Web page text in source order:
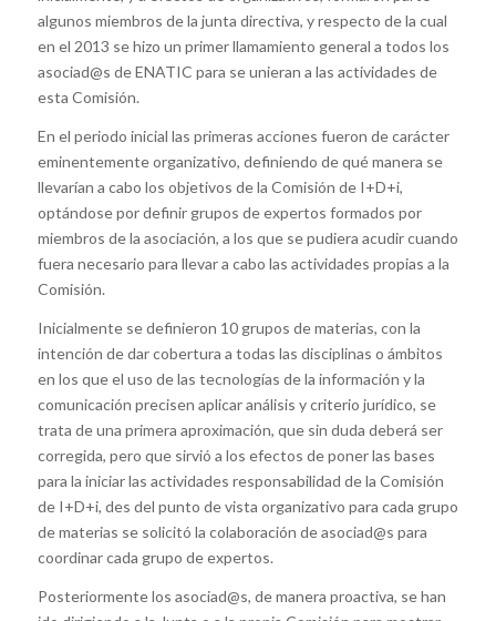
algunos miembros de la junta directiva, y respecto de la cual
en el 2013 se hizo un primer llamamiento general a todos los
asociad@s de ENATIC para se unieran a las actividades de
esta Comisión.
En el periodo inicial las primeras acciones fueron de carácter
eminentemente organizativo, definiendo de qué manera se
llevarían a cabo los objetivos de la Comisión de I+D+i,
optándose por definir grupos de expertos formados por
miembros de la asociación, a los que se pudiera acudir cuando
fuera necesario para llevar a cabo las actividades propias a la
Comisión.
Inicialmente se definieron 10 grupos de materias, con la
intención de dar cobertura a todas las disciplinas o ámbitos
en los que el uso de las tecnologías de la información y la
comunicación precisen aplicar análisis y criterio jurídico, se
trata de una primera aproximación, que sin duda deberá ser
corregida, pero que sirvió a los efectos de poner las bases
para la iniciar las actividades responsabilidad de la Comisión
de I+D+i, des del punto de vista organizativo para cada grupo
de materias se solicitó la colaboración de asociad@s para
coordinar cada grupo de expertos.
Posteriormente los asociad@s, de manera proactiva, se han